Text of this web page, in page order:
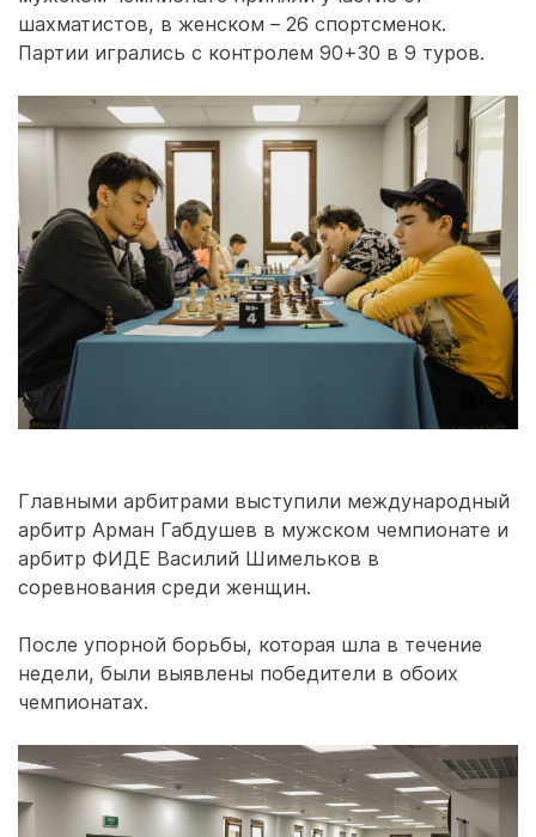
шахматистов, в женском – 26 спортсменок.
Партии игрались с контролем 90+30 в 9 туров.
Главными арбитрами выступили международный
арбитр Арман Габдушев в мужском чемпионате и
арбитр ФИДЕ Василий Шимельков в
соревнования среди женщин.
После упорной борьбы, которая шла в течение
недели, были выявлены победители в обоих
чемпионатах.